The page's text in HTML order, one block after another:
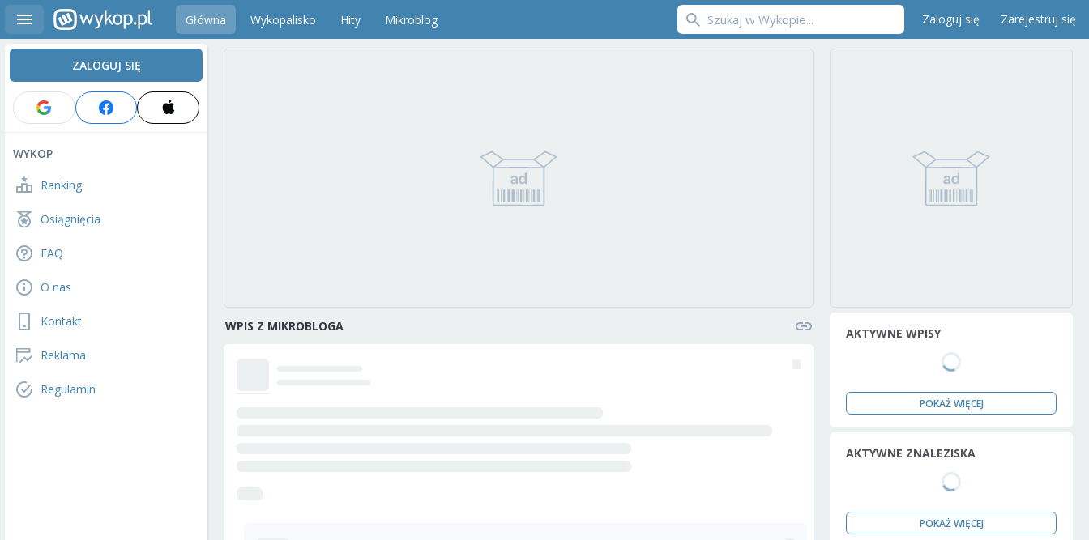
Główna Wykopalisko Hity Mikroblog Zaloguj się Zarejestruj się
ZALOGUJ SIĘ
WYKOP
Ranking
Osiągnięcia
FAQ
O nas
Kontakt
Reklama
Regulamin
WPIS Z MIKROBLOGA AKTYWNE WPISY
POKAŻ WIĘCEJ
AKTYWNE ZNALEZISKA
POKAŻ WIĘCEJ